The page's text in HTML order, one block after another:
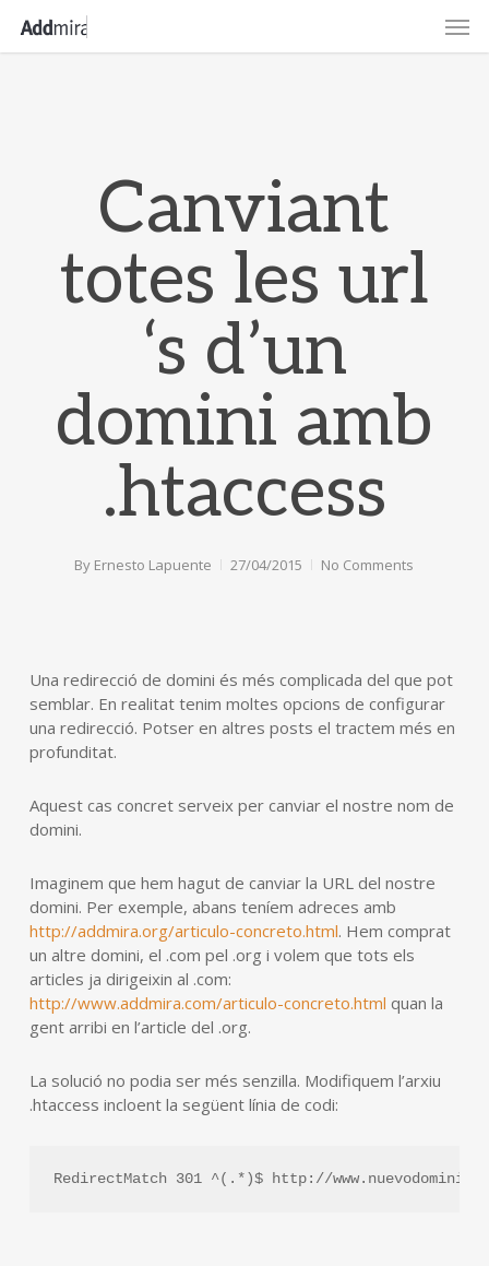
main
Canviant
totes les url
‘s d’un
domini amb
.htaccess
By Ernesto Lapuente 27/04/2015 No Comments
Una redirecció de domini és més complicada del que pot
semblar. En realitat tenim moltes opcions de configurar
una redirecció. Potser en altres posts el tractem més en
profunditat.
Aquest cas concret serveix per canviar el nostre nom de
domini.
Imaginem que hem hagut de canviar la URL del nostre
domini. Per exemple, abans teníem adreces amb
http://addmira.org/articulo-concreto.html. Hem comprat
un altre domini, el .com pel .org i volem que tots els
articles ja dirigeixin al .com:
http://www.addmira.com/articulo-concreto.html quan la
gent arribi en l’article del .org.
La solució no podia ser més senzilla. Modifiquem l’arxiu
.htaccess incloent la següent línia de codi:
RedirectMatch 301 ^(.*)$ http://